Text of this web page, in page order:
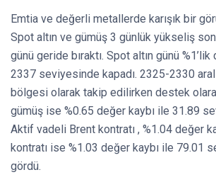
Emtia ve değerli metallerde karışık bir
Spot altın ve gümüş 3 günlük yükseliş
günü geride bıraktı. Spot altın günü
2337 seviyesinde kapadı. 2325-2330
bölgesi olarak takip edilirken destek
gümüş ise %0.65 değer kaybı ile 31.89
Aktif vadeli Brent kontratı , %1.04 değer
kontratı ise %1.03 değer kaybı ile 79.01
gördü.